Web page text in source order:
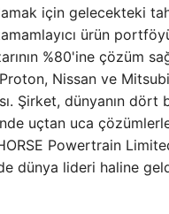
için gelecekteki
ürün
%80'ine çözüm
Nissan ve
Şirket, dünyanın
uçtan uca
Powertrain
dünya lideri haline